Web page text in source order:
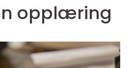
opplæring